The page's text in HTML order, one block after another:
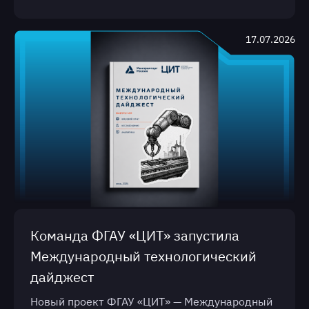
17.07.2026
Команда ФГАУ «ЦИТ» запустила
Международный технологический
дайджест
Новый проект ФГАУ «ЦИТ» — Международный